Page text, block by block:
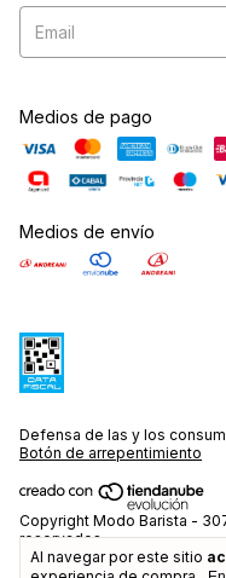
Al navegar por este sitio
Medios de pago
Medios de envío
Defensa de las y los
Botón de arrepentimiento
Copyright Modo Barista -
reservados.